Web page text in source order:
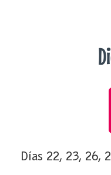
Días 22, 23, 26,